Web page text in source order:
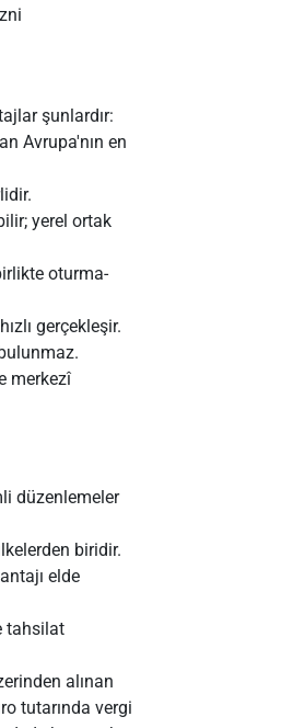
şunlardır:
Avrupa'nın en
yerel ortak
oturma-
gerçekleşir.
merkezî
düzenlemeler
biridir.
elde
tahsilat
alınan
tutarında vergi